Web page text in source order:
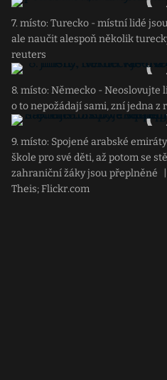
7. místo: Turecko - místní lidé
ale naučit alespoň několik
reuters
8. místo: Německo -
o to nepožádají sami, zní jedna z
9. místo: Spojené arabské
škole pro své děti, až potom se
zahraniční žáky jsou přeplněné
Theis; Flickr.com